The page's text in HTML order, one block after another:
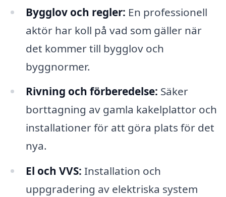
Bygglov och regler: En professionell
aktör har koll på vad som gäller när
det kommer till bygglov och
byggnormer.
Rivning och förberedelse: Säker
borttagning av gamla kakelplattor och
installationer för att göra plats för det
nya.
El och VVS: Installation och
uppgradering av elektriska system